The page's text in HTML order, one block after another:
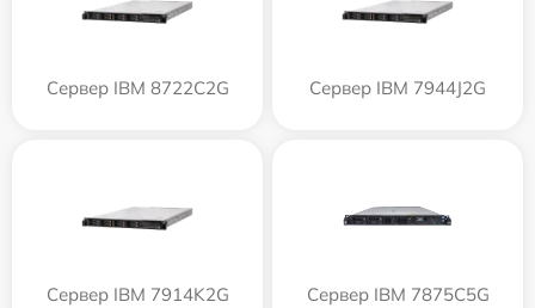
Сервер IBM 8722C2G Сервер IBM 7944J2G
Сервер IBM 7914K2G Сервер IBM 7875C5G